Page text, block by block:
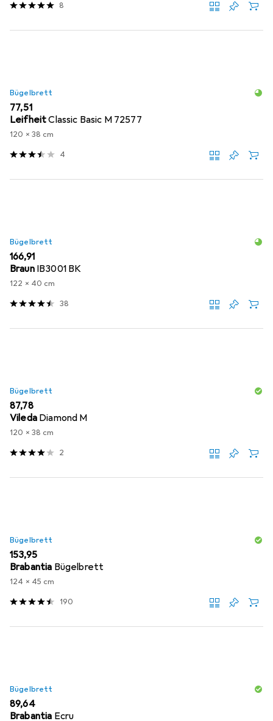
8
Bügelbrett
EUR
77,51
LeifheitClassic Basic M 72577
120 x 38 cm
4
Bügelbrett
EUR
166,91
Braun IB3001 BK
122 x 40 cm
38
Bügelbrett
EUR
87,78
Vileda Diamond M
120 x 38 cm
2
Bügelbrett
EUR
153,95
Brabantia Bügelbrett
124 x 45 cm
190
Bügelbrett
EUR
89,64
Brabantia Ecru